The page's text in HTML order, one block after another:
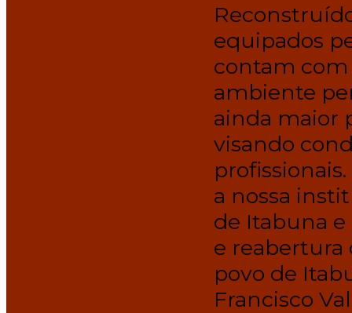
equipados
contam com
ambiente
ainda maior
visando
a nossa
de Itabuna e
e reabertura
povo de
Francisco